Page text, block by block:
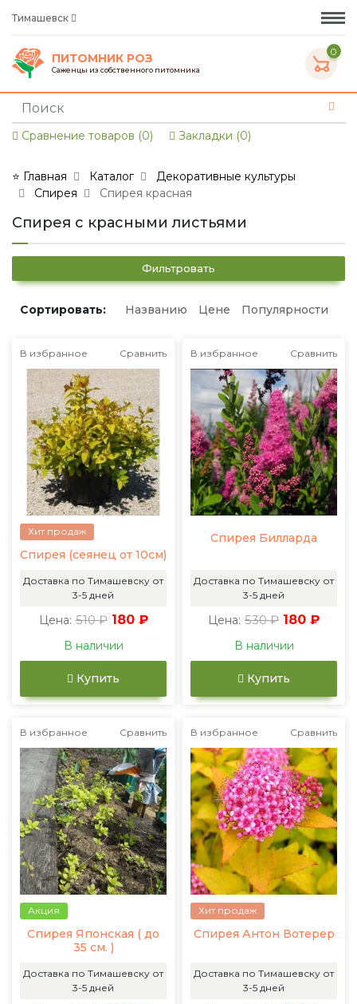
Тимашевск
ПИТОМНИК РОЗ
Саженцы из собственного питомника
0
Сравнение товаров (0) Закладки (0)
⭐ Главная Каталог
Декоративные культуры
Спирея
Спирея красная
Спирея с красными листьями
Фильтровать
Сортировать: Названию Цене Популярности
В избранное Сравнить
Хит продаж
Спирея (сеянец от 10см)
Доставка по Тимашевску от
3-5 дней
Цена: 510 ₽ 180 ₽
В наличии
Купить
В избранное Сравнить
Спирея Билларда
Доставка по Тимашевску от
3-5 дней
Цена: 530 ₽ 180 ₽
В наличии
Купить
В избранное Сравнить
Акция
Спирея Японская ( до
35 см. )
Доставка по Тимашевску от
3-5 дней
В избранное Сравнить
Хит продаж
Спирея Антон Вотерер
Доставка по Тимашевску от
3-5 дней